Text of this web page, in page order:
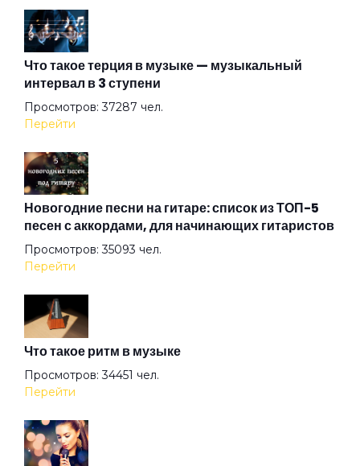
Добрые дела
Дождь
Дочь смотрителя маяка
Дядя Вася 2
Дядя Федя
За окном металась вьюга
Что такое терция в музыке — музыкальный
интервал в 3 ступени
Просмотров: 37287 чел.
Перейти
Новогодние песни на гитаре: список из ТОП-5
песен с аккордами, для начинающих гитаристов
Просмотров: 35093 чел.
Перейти
Что такое ритм в музыке
Просмотров: 34451 чел.
Перейти